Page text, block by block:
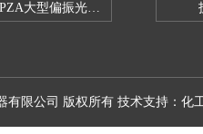
大型偏振光演示仪
有限公司 版权所有 技术支持： 化